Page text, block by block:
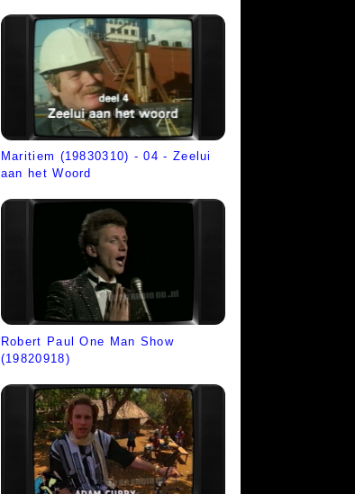
Maritiem (19830310) - 04 - Zeelui
aan het Woord
Robert Paul One Man Show
(19820918)